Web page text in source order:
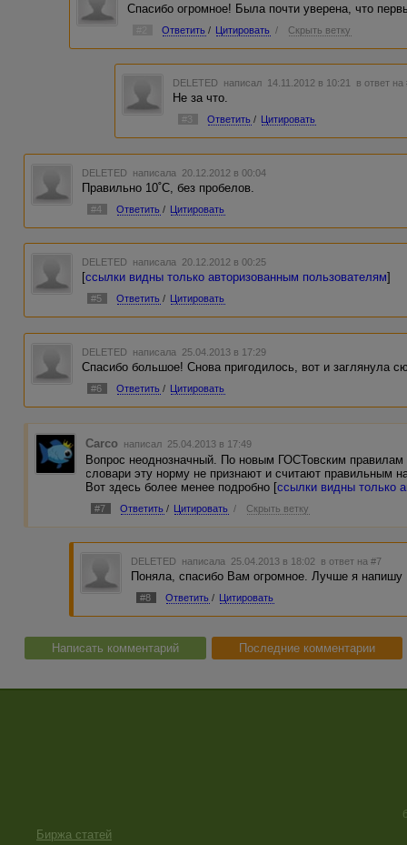
Спасибо огромное! Была почти уверена, что
Ответить / Цитировать / Скрыть ветку
DELETED написал 14.11.2012 в 10:21 в ответ на
Не за что.
#3 Ответить / Цитировать
DELETED написала 20.12.2012 в 00:04
Правильно 10˚C, без пробелов.
#4 Ответить / Цитировать
DELETED написала 20.12.2012 в 00:25
[ссылки видны только авторизованным пользователям]
#5 Ответить / Цитировать
DELETED написала 25.04.2013 в 17:29
Спасибо большое! Снова пригодилось, вот и заглянула
#6 Ответить / Цитировать
Carco написал 25.04.2013 в 17:49
Вопрос неоднозначный. По новым ГОСТовским правилам
словари эту норму не признают и считают правильным
Вот здесь более менее подробно [ссылки видны только
#7 Ответить / Цитировать / Скрыть ветку
DELETED написала 25.04.2013 в 18:02 в ответ на #7
Поняла, спасибо Вам огромное. Лучше я напишу
#8 Ответить / Цитировать
Написать комментарий Последние комментарии
Биржа статей